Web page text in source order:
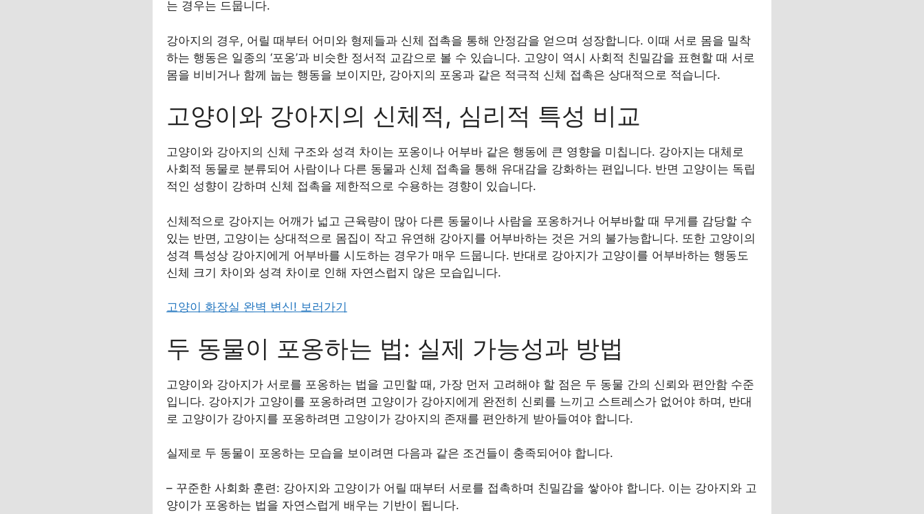
는 경우는 드뭅니다.
강아지의 경우, 어릴 때부터 어미와 형제들과 신체 접촉을 통해 안정감을 얻으며 성장합니다. 이때 서로 몸을 밀착
하는 행동은 일종의 ‘포옹’과 비슷한 정서적 교감으로 볼 수 있습니다. 고양이 역시 사회적 친밀감을 표현할 때 서로
몸을 비비거나 함께 눕는 행동을 보이지만, 강아지의 포옹과 같은 적극적 신체 접촉은 상대적으로 적습니다.
고양이와 강아지의 신체적, 심리적 특성 비교
고양이와 강아지의 신체 구조와 성격 차이는 포옹이나 어부바 같은 행동에 큰 영향을 미칩니다. 강아지는 대체로
사회적 동물로 분류되어 사람이나 다른 동물과 신체 접촉을 통해 유대감을 강화하는 편입니다. 반면 고양이는 독립
적인 성향이 강하며 신체 접촉을 제한적으로 수용하는 경향이 있습니다.
신체적으로 강아지는 어깨가 넓고 근육량이 많아 다른 동물이나 사람을 포옹하거나 어부바할 때 무게를 감당할 수
있는 반면, 고양이는 상대적으로 몸집이 작고 유연해 강아지를 어부바하는 것은 거의 불가능합니다. 또한 고양이의
성격 특성상 강아지에게 어부바를 시도하는 경우가 매우 드뭅니다. 반대로 강아지가 고양이를 어부바하는 행동도
신체 크기 차이와 성격 차이로 인해 자연스럽지 않은 모습입니다.
고양이 화장실 완벽 변신! 보러가기
두 동물이 포옹하는 법: 실제 가능성과 방법
고양이와 강아지가 서로를 포옹하는 법을 고민할 때, 가장 먼저 고려해야 할 점은 두 동물 간의 신뢰와 편안함 수준
입니다. 강아지가 고양이를 포옹하려면 고양이가 강아지에게 완전히 신뢰를 느끼고 스트레스가 없어야 하며, 반대
로 고양이가 강아지를 포옹하려면 고양이가 강아지의 존재를 편안하게 받아들여야 합니다.
실제로 두 동물이 포옹하는 모습을 보이려면 다음과 같은 조건들이 충족되어야 합니다.
– 꾸준한 사회화 훈련: 강아지와 고양이가 어릴 때부터 서로를 접촉하며 친밀감을 쌓아야 합니다. 이는 강아지와 고
양이가 포옹하는 법을 자연스럽게 배우는 기반이 됩니다.